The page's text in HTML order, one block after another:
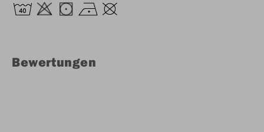
Bewertungen